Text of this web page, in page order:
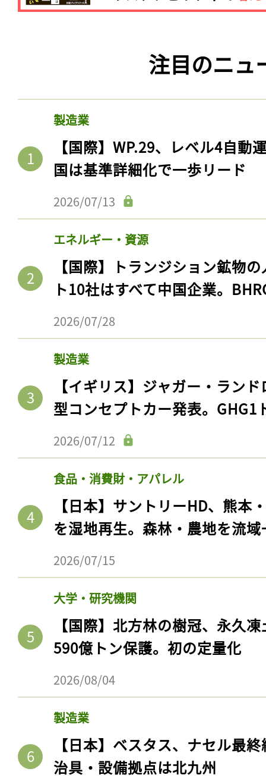
注目のニュ
製造業
【国際】WP.29、レベル4自動
国は基準詳細化で一歩リード
2026/07/13
エネルギー・資源
【国際】トランジション鉱物
ト10社はすべて中国企業。
2026/07/28
製造業
【イギリス】ジャガー・ラン
型コンセプトカー発表。GHG1
2026/07/12
食品・消費財・アパレル
【日本】サントリーHD、熊本
を湿地再生。森林・農地を流
2026/07/15
大学・研究機関
【国際】北方林の樹冠、永久
590億トン保護。初の定量化
2026/08/04
製造業
【日本】ベスタス、ナセル最
治具・設備拠点は北九州
記事をお気に入りに
ログインが必